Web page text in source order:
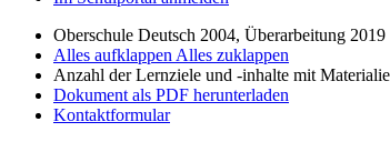
Oberschule Deutsch 2004, Überarbeitung 2019
Alles aufklappen Alles zuklappen
Anzahl der Lernziele und -inhalte mit
Dokument als PDF herunterladen
Kontaktformular